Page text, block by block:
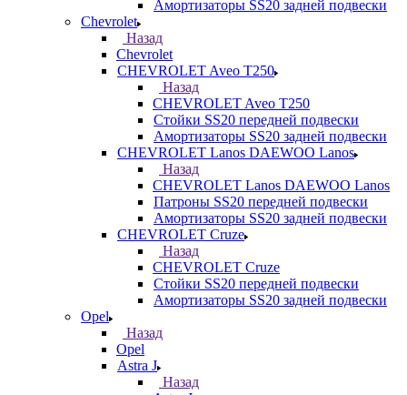
Амортизаторы SS20 задней подвески
Chevrolet
Назад
Chevrolet
CHEVROLET Aveo T250
Назад
CHEVROLET Aveo T250
Стойки SS20 передней подвески
Амортизаторы SS20 задней подвески
CHEVROLET Lanos DAEWOO Lanos
Назад
CHEVROLET Lanos DAEWOO Lanos
Патроны SS20 передней подвески
Амортизаторы SS20 задней подвески
CHEVROLET Cruze
Назад
CHEVROLET Cruze
Стойки SS20 передней подвески
Амортизаторы SS20 задней подвески
Opel
Назад
Opel
Astra J
Назад